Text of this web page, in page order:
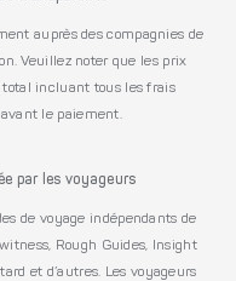
auprès des compagnies de
Veuillez noter que les prix
total incluant tous les frais
le paiement.
par les voyageurs
de voyage indépendants de
Rough Guides, Insight
et d’autres. Les voyageurs